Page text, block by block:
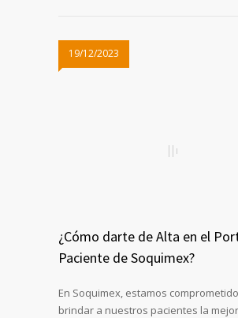
19/12/2023
¿Cómo darte de Alta en el
Paciente de Soquimex?
En Soquimex, estamos
brindar a nuestros pacientes la